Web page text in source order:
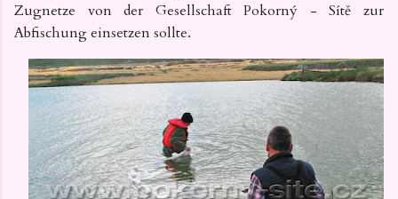
Zugnetze von der Gesellschaft Pokorný - Sítě zur
Abfischung einsetzen sollte.